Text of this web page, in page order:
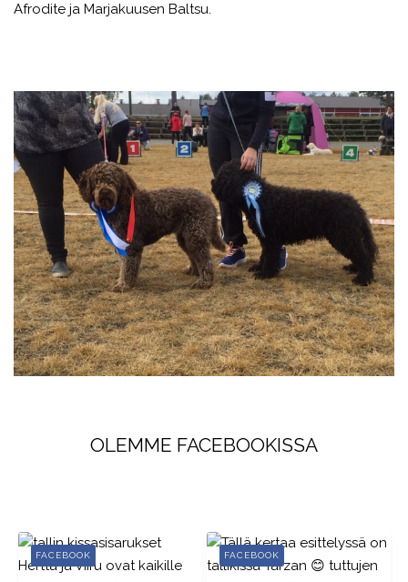
Afrodite ja Marjakuusen Baltsu.
OLEMME FACEBOOKISSA
FACEBOOK FACEBOOK